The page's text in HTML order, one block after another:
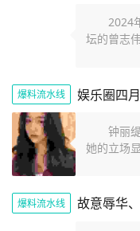
2024年
坛的曾志
爆料流水线
钟丽缇
她的立场
爆料流水线